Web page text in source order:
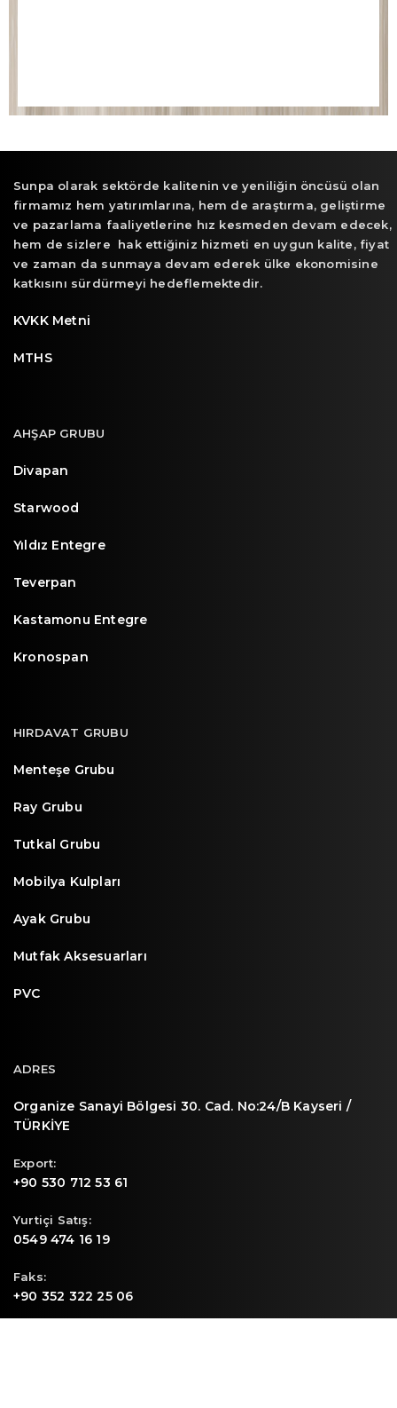
Sunpa olarak sektörde kalitenin ve yeniliğin öncüsü olan
firmamız hem yatırımlarına, hem de araştırma, geliştirme
ve pazarlama faaliyetlerine hız kesmeden devam edecek,
hem de sizlere hak ettiğiniz hizmeti en uygun kalite, fiyat
ve zaman da sunmaya devam ederek ülke ekonomisine
katkısını sürdürmeyi hedeflemektedir.
KVKK Metni
MTHS
AHŞAP GRUBU
Divapan
Starwood
Yıldız Entegre
Teverpan
Kastamonu Entegre
Kronospan
HIRDAVAT GRUBU
Menteşe Grubu
Ray Grubu
Tutkal Grubu
Mobilya Kulpları
Ayak Grubu
Mutfak Aksesuarları
PVC
ADRES
Organize Sanayi Bölgesi 30. Cad. No:24/B Kayseri /
TÜRKİYE
Export:
+90 530 712 53 61
Yurtiçi Satış:
0549 474 16 19
Faks:
+90 352 322 25 06